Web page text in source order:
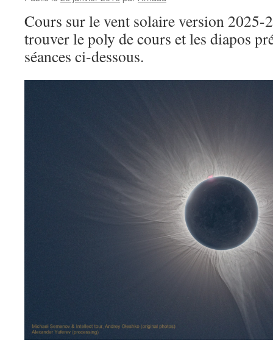
Cours sur le vent solaire version 2025-
trouver le poly de cours et les diapos
séances ci-dessous.